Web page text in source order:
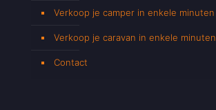
Verkoop je camper in enkele minuten
Verkoop je caravan in enkele minuten
Contact